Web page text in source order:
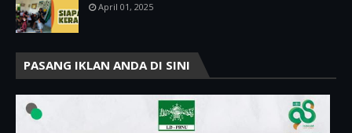
April 01, 2025
PASANG IKLAN ANDA DI SINI